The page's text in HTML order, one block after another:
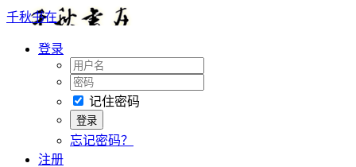
千秋书在
登录
记住密码
忘记密码？
注册